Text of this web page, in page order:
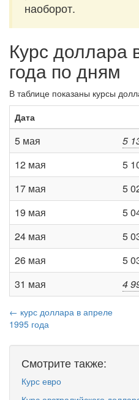
наоборот.
Курс доллара
года по дням
В таблице показаны курсы
Дата
5 мая 5
12 мая
5
17 мая
5
19 мая
5
24 мая
5
26 мая
5
31 мая
4
← курс доллара в апреле
1995 года
Смотрите также:
Курс евро